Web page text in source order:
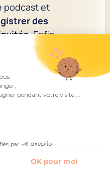
pendant votre visite ...
par
OK pour moi
podcast et
des
. Enfin,
et utilisez
faire connaître
n’oubliez
votre
production